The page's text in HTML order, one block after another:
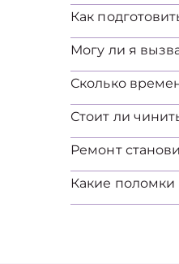
Как
Могу ли я
Сколько
Стоит ли
Ремонт
Какие поломки